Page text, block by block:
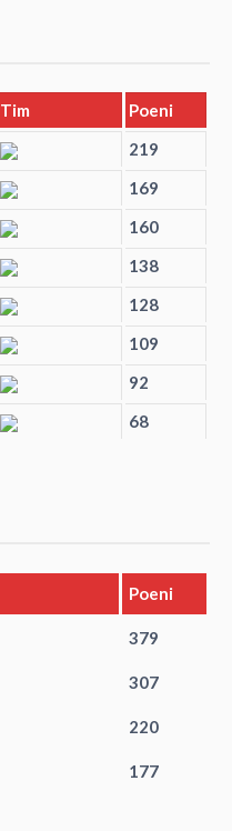
Tim
Poeni
219
169
160
138
128
109
92
68
Poeni
379
307
220
177